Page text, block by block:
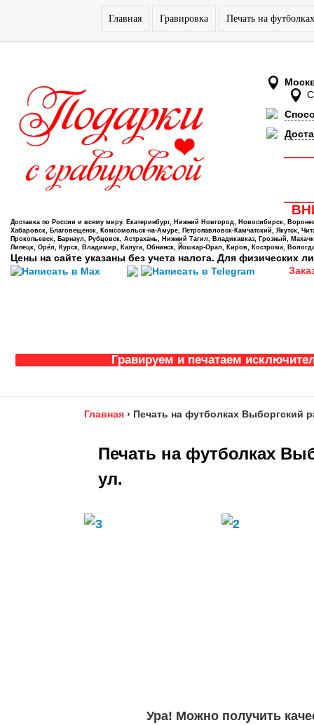
Главная Гравировка Печать на футболках
Доставка по России и всему миру. Екатеринбург, Нижний Новгород, Новосибирск,
Хабаровск, Благовещенск, Комсомольск-на-Амуре, Петропавловск-Камчатский, Якутск,
Прокопьевск, Барнаул, Рубцовск, Астрахань, Нижний Тагил, Владикавказ, Грозный,
Липецк, Орёл, Курск, Владимир, Калуга, Обнинск, Йошкар-Орал, Киров, Кострома,
Цены на сайте указаны без учета налога. Для физических
Гравируем и печатаем
Главная › Печать на футболках Выборгский
Печать на футболках
ул.
Ура! Можно получить